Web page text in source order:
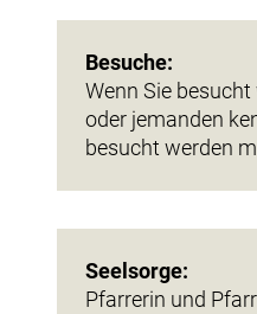
Besuche:
Wenn Sie
oder jemanden
besucht werden
Seelsorge:
Pfarrerin und